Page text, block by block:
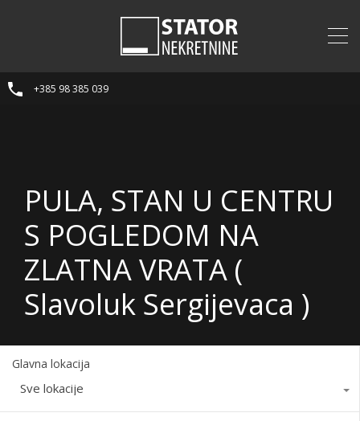
+385 98 385 039
PULA, STAN U CENTRU
S POGLEDOM NA
ZLATNA VRATA (
Slavoluk Sergijevaca )
Glavna lokacija
Sve lokacije